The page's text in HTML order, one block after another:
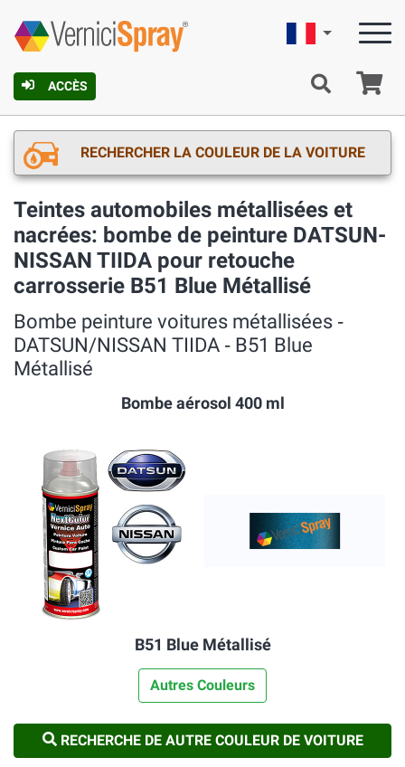
ACCÈS
Française
RECHERCHER LA COULEUR DE LA VOITURE
Teintes automobiles métallisées et
nacrées: bombe de peinture DATSUN-
NISSAN TIIDA pour retouche
carrosserie B51 Blue Métallisé
Bombe peinture voitures métallisées ‐
DATSUN/NISSAN TIIDA ‐ B51 Blue
Métallisé
Bombe aérosol 400 ml
B51 Blue Métallisé
Autres Couleurs
RECHERCHE DE AUTRE COULEUR DE VOITURE